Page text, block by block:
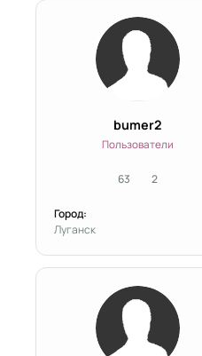
bumer2
Пользователи
63сообщения
2Репутация
Город:
Луганск